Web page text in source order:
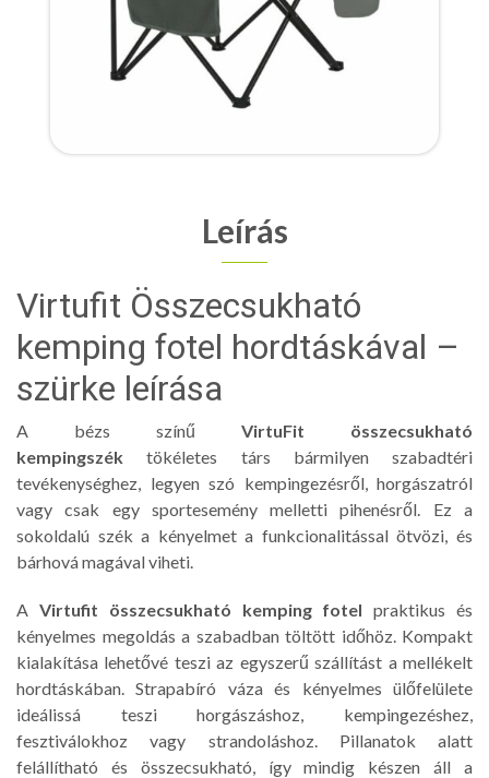
Leírás
Virtufit Összecsukható
kemping fotel hordtáskával –
szürke leírása
A bézs színű VirtuFit összecsukható
kempingszék tökéletes társ bármilyen szabadtéri
tevékenységhez, legyen szó kempingezésről, horgászatról
vagy csak egy sportesemény melletti pihenésről. Ez a
sokoldalú szék a kényelmet a funkcionalitással ötvözi, és
bárhová magával viheti.
A Virtufit összecsukható kemping fotel praktikus és
kényelmes megoldás a szabadban töltött időhöz. Kompakt
kialakítása lehetővé teszi az egyszerű szállítást a mellékelt
hordtáskában. Strapabíró váza és kényelmes ülőfelülete
ideálissá teszi horgászáshoz, kempingezéshez,
fesztiválokhoz vagy strandoláshoz. Pillanatok alatt
felállítható és összecsukható, így mindig készen áll a